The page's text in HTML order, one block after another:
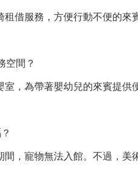
借服務，方便行動不便的來
空間？
，為帶著嬰幼兒的來賓提供
，寵物無法入館。不過，美